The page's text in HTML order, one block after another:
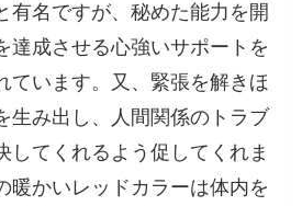
有名ですが、秘めた能力を開
達成させる心強いサポートを
ています。又、緊張を解きほ
生み出し、人間関係のトラブ
してくれるよう促してくれま
暖かいレッドカラーは体内を